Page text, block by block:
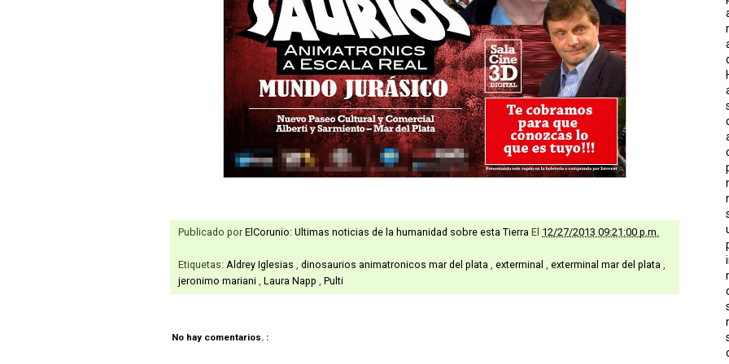
Publicado por ElCorunio: Ultimas noticias de la humanidad sobre esta Tierra El 12/27/2013 09:21:00 p.m.
Etiquetas: Aldrey Iglesias dinosaurios animatronicos mar del plata exterminal exterminal mar del plata
jeronimo mariani
Laura Napp Pulti
No hay comentarios. :